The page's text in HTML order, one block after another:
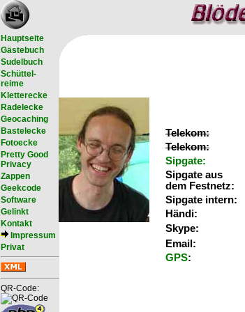
Hauptseite
Gästebuch
Sudelbuch
Schüttel-
reime
Kletterecke
Radelecke
Geocaching
Bastelecke
Fotoecke
Pretty Good
Privacy
Zappen
Geekcode
Software
Gelinkt
Kontakt
Impressum
Privat
QR-Code:
Telekom:
Telekom:
Sipgate:
Sipgate aus
dem Festnetz:
Sipgate intern:
Händi:
Skype:
Email:
GPS: